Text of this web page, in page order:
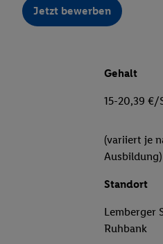
Jetzt bewerben
Gehalt
15-20,39 €/
(variiert je
Ausbildung)
Standort
Lemberger
Ruhbank